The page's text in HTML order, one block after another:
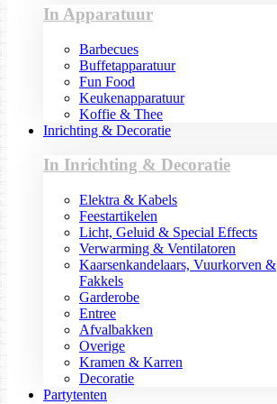
In Apparatuur
Barbecues
Buffetapparatuur
Fun Food
Keukenapparatuur
Koffie & Thee
Inrichting & Decoratie
In Inrichting & Decoratie
Elektra & Kabels
Feestartikelen
Licht, Geluid & Special Effects
Verwarming & Ventilatoren
Kaarsenkandelaars, Vuurkorven &
Fakkels
Garderobe
Entree
Afvalbakken
Overige
Kramen & Karren
Decoratie
Partytenten